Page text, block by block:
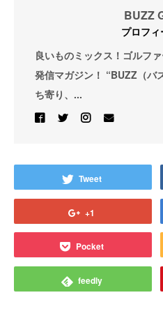
BUZZ
プロフィ
良いものミックス！ゴルフ
発信マガジン！ “BUZZ（バ
ち寄り、...
Tweet
+1
Pocket
feedly